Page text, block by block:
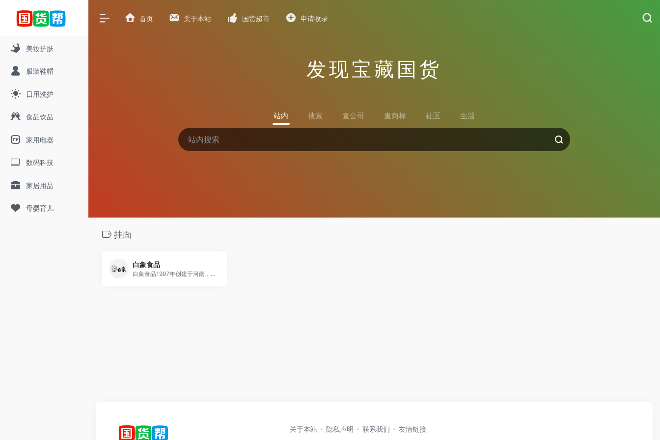
美妆护肤
服装鞋帽
日用洗护
食品饮品
家用电器
数码科技
家居用品
母婴育儿
首页 关于本站 国货超市 申请收录
发现宝藏国货
站内 搜索 查公司 查商标 社区 生活
挂面
白象食品
白象食品1997年创建于河南，是一家以生产销售优质面制品为主、以提升人民美好生活为宗旨的综合性食品企业，公司三分之一员工是残疾人感动无数网友，被赞“国货之光”。
关于本站 隐私声明 联系我们 友情链接